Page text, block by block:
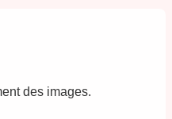
des images.